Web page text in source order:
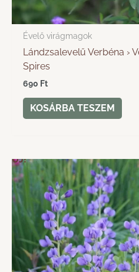
Évelő virágmagok
Lándzsalevelű Verbéna ›
Spires
690 Ft
KOSÁRBA TESZEM
ÚJ!